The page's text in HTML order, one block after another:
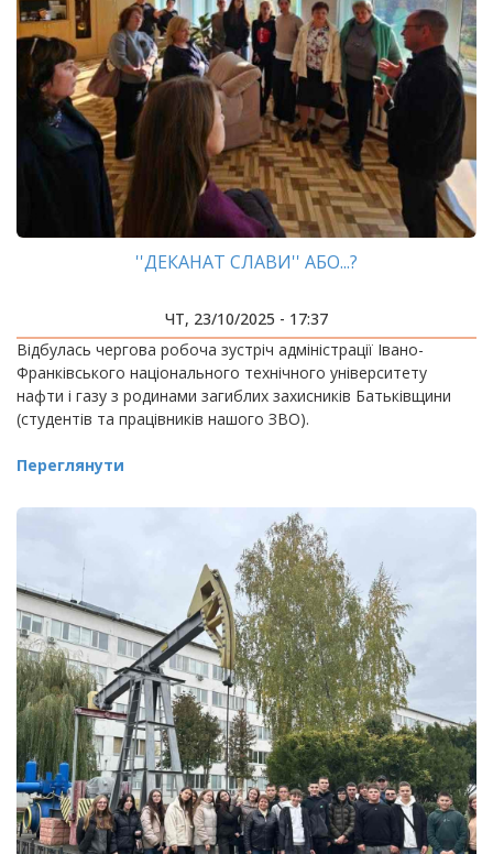
''ДЕКАНАТ СЛАВИ'' АБО...?
ЧТ, 23/10/2025 - 17:37
Відбулась чергова робоча зустріч адміністрації Івано-
Франківського національного технічного університету
нафти і газу з родинами загиблих захисників Батьківщини
(студентів та працівників нашого ЗВО).
Переглянути